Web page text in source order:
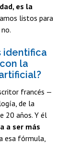
es la
listos para
identifica
la
francés —
de la
20 años. Y él
a ser más
esa fórmula,